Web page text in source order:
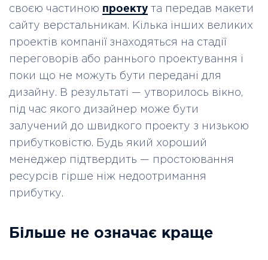
своєю частиною проекту та передав макети
сайту верстальникам. Кілька інших великих
проектів компанії знаходяться на стадії
переговорів або раннього проектування і
поки що не можуть бути передані для
дизайну. В результаті — утворилось вікно,
під час якого дизайнер може бути
залучений до швидкого проекту з низькою
прибутковістю. Будь який хороший
менеджер підтвердить — простоювання
ресурсів гірше ніж недоотримання
прибутку.
Більше не означає краще